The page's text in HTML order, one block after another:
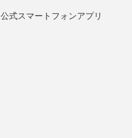
公式スマートフォンアプリ